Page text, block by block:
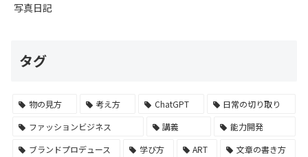
写真日記
タグ
物の見方 考え方 ChatGPT
日常の切り取り
ファッションビジネス
講義
能力開発
ブランドプロデュース
学び方 ART
文章の書き方